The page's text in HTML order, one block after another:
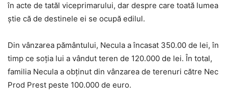
în acte de tatăl viceprimarului, dar despre care toată lumea
ştie că de destinele ei se ocupă edilul.
Din vânzarea pământului, Necula a încasat 350.00 de lei, în
timp ce soţia lui a vândut teren de 120.000 de lei. În total,
familia Necula a obţinut din vânzarea de terenuri către Nec
Prod Prest peste 100.000 de euro.